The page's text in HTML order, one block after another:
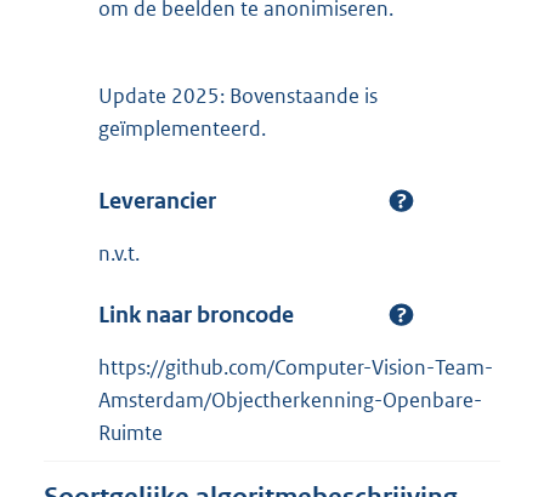
om de beelden te anonimiseren.
Update 2025: Bovenstaande is
geïmplementeerd.
Leverancier
n.v.t.
Link naar broncode
https://github.com/Computer-Vision-Team-
Amsterdam/Objectherkenning-Openbare-
Ruimte